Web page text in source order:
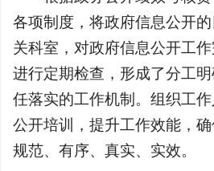
各项制度，将政府信息公开
关科室，对政府信息公开工作
进行定期检查，形成了分工
任落实的工作机制。组织工
公开培训，提升工作效能，
规范、有序、真实、实效。